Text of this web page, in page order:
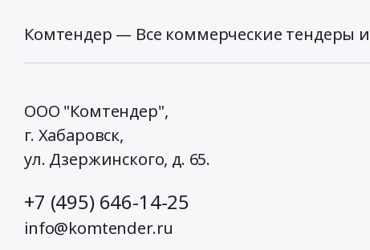
Комтендер — Все коммерческие тендеры и
ООО "Комтендер",
г. Хабаровск,
ул. Дзержинского, д. 65.
+7 (495) 646-14-25
info@komtender.ru